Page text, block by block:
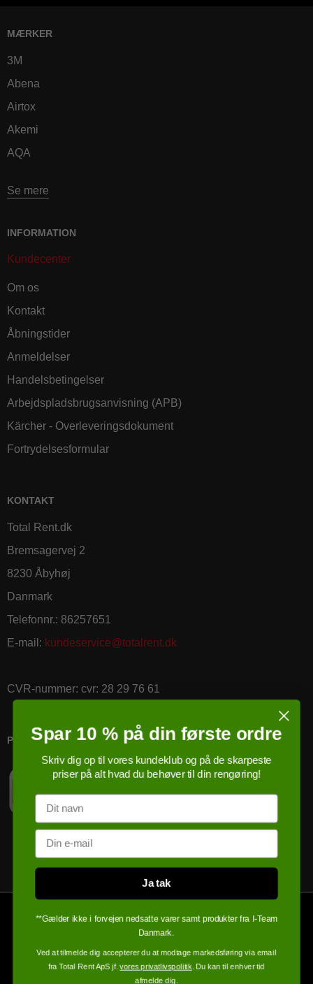
MÆRKER
3M
Abena
Airtox
Akemi
AQA
Se mere
INFORMATION
Kundecenter
Om os
Kontakt
Åbningstider
Anmeldelser
Handelsbetingelser
Arbejdspladsbrugsanvisning (APB)
Kärcher - Overleveringsdokument
Fortrydelsesformular
KONTAKT
Total Rent.dk
Bremsagervej 2
8230 Åbyhøj
Danmark
Telefonnr.: 86257651
E-mail : kundeservice@totalrent.dk
CVR-nummer: cvr: 28 29 76 61
PRICERUNNER KØBSGARANTI
Spar 10 % på din første ordre
Skriv dig op til vores kundeklub og på de skarpeste
priser på alt hvad du behøver til din rengøring!
Navn
Email
Ja tak
**Gælder ikke i forvejen nedsatte varer samt produkter fra I-Team
Danmark.
Ved at tilmelde dig accepterer du at modtage markedsføring via email
fra Total Rent ApS jf.vores privatlivspolitik. Du kan til enhver tid
afmelde dig.